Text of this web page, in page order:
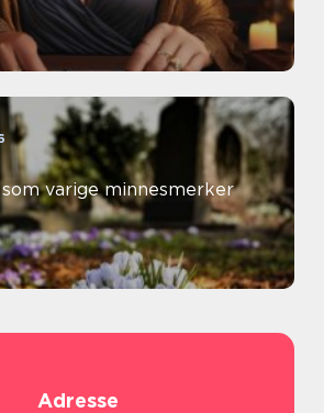
varige minnesmerker
Adresse